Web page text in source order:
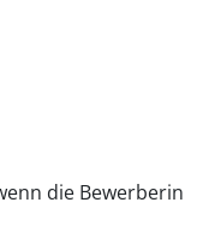
die Bewerberin